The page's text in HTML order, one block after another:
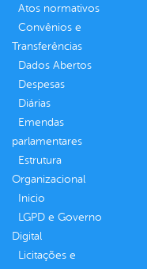
Atos normativos
Convênios e
Transferências
Dados Abertos
Despesas
Diárias
Emendas
parlamentares
Estrutura
Organizacional
Inicio
LGPD e Governo
Digital
Licitações e